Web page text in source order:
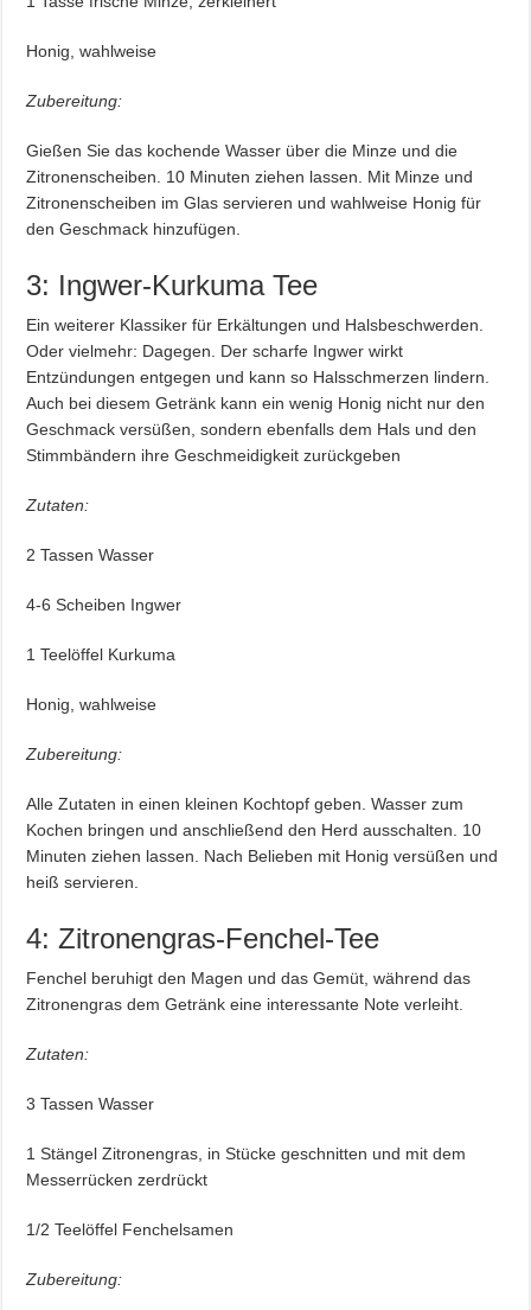
Honig, wahlweise
Zubereitung:
Gießen Sie das kochende Wasser über die Minze und die
Zitronenscheiben. 10 Minuten ziehen lassen. Mit Minze und
Zitronenscheiben im Glas servieren und wahlweise Honig für
den Geschmack hinzufügen.
3: Ingwer-Kurkuma Tee
Ein weiterer Klassiker für Erkältungen und Halsbeschwerden.
Oder vielmehr: Dagegen. Der scharfe Ingwer wirkt
Entzündungen entgegen und kann so Halsschmerzen lindern.
Auch bei diesem Getränk kann ein wenig Honig nicht nur den
Geschmack versüßen, sondern ebenfalls dem Hals und den
Stimmbändern ihre Geschmeidigkeit zurückgeben
Zutaten:
2 Tassen Wasser
4-6 Scheiben Ingwer
1 Teelöffel Kurkuma
Honig, wahlweise
Zubereitung:
Alle Zutaten in einen kleinen Kochtopf geben. Wasser zum
Kochen bringen und anschließend den Herd ausschalten. 10
Minuten ziehen lassen. Nach Belieben mit Honig versüßen und
heiß servieren.
4: Zitronengras-Fenchel-Tee
Fenchel beruhigt den Magen und das Gemüt, während das
Zitronengras dem Getränk eine interessante Note verleiht.
Zutaten:
3 Tassen Wasser
1 Stängel Zitronengras, in Stücke geschnitten und mit dem
Messerrücken zerdrückt
1/2 Teelöffel Fenchelsamen
Zubereitung: